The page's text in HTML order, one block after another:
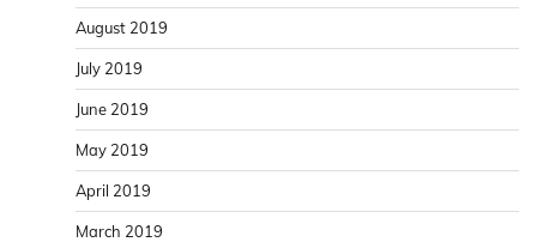
August 2019
July 2019
June 2019
May 2019
April 2019
March 2019